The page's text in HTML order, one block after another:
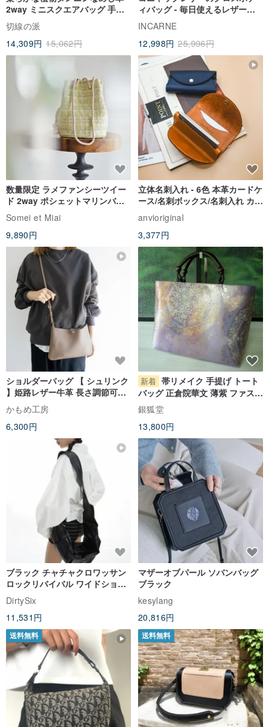
2way ミニスクエアバッグ 手提
げ 斜め掛け 上品な本革バッグ
切線の派
14,309円 15,062円
ィバッグ - 毎日使えるレザーハ
ンドバッグ
INCARNE
12,998円 25,996円
数量限定 ラメファンシーツイー
ド 2way ポシェットマリンバッ
グ アップルグリーン ミニショ
ルダー
Somei et Miai
9,890円
立体名刺入れ - 6色 本革カードケ
ース/名刺ボックス/名刺入れ カス
タマイズ箔押し/型押し可能
anvioriginal
3,377円
ショルダーバッグ 【 シュリンク
】姫路レザー牛革 長さ調節可ス
トラップ HS32K
かもめ工房
6,300円
新着 帯リメイク 手提げ トート
バッグ 正倉院華文 薄紫 ファスナ
ー付 A4サイズ
銀狐堂
13,800円
ブラック チャチャクロワッサン
ロックリバイバル ワイドショル
ダーストラップ 柔らか軽量 ショ
ルダーバッグ 斜め掛けバッグ
DirtySix
11,531円
マザーオブパール ソバンバッグ
ブラック
kesylang
20,816円
送料無料 送料無料